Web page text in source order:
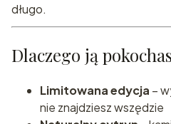
długo.
Dlaczego ją
Limitowana edycja –
nie znajdziesz wszędzie